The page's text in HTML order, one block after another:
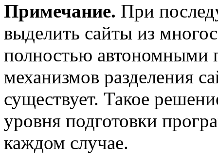
Примечание. При
выделить сайты из
полностью автономными
механизмов разделения
существует. Такое
уровня подготовки
каждом случае.